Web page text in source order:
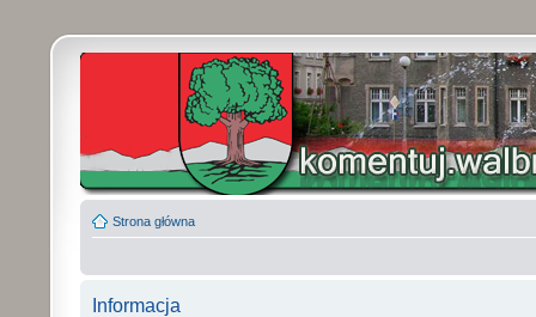
Strona główna
Informacja